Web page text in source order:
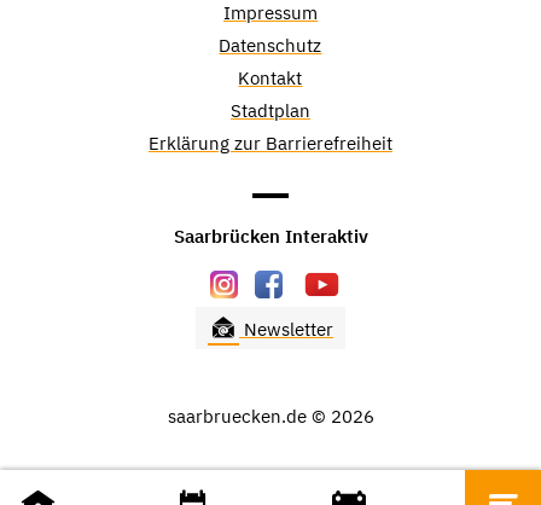
Impressum
Datenschutz
Kontakt
Stadtplan
Erklärung zur Barrierefreiheit
Saarbrücken Interaktiv
Newsletter
saarbruecken.de © 2026